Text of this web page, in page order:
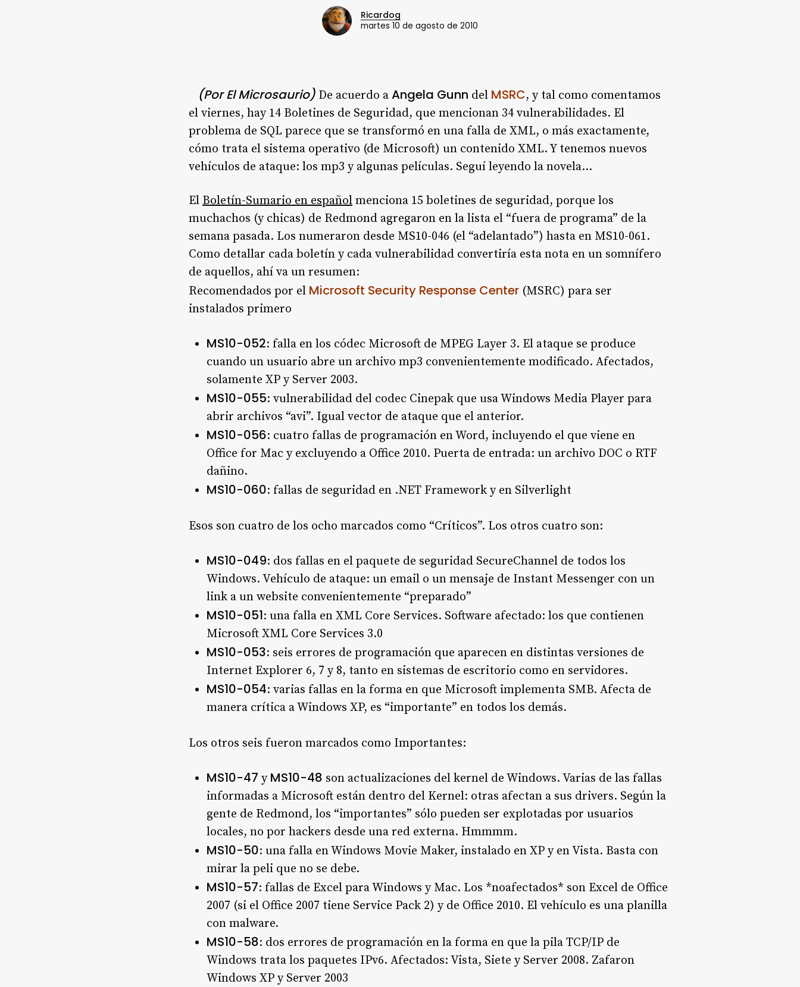
Ricardog
martes 10 de agosto de 2010
(Por El Microsaurio) De acuerdo a Angela Gunn del MSRC, y tal como comentamos
el viernes, hay 14 Boletines de Seguridad, que mencionan 34 vulnerabilidades. El
problema de SQL parece que se transformó en una falla de XML, o más exactamente,
cómo trata el sistema operativo (de Microsoft) un contenido XML. Y tenemos nuevos
vehículos de ataque: los mp3 y algunas películas. Seguí leyendo la novela…
El Boletín-Sumario en español menciona 15 boletines de seguridad, porque los
muchachos (y chicas) de Redmond agregaron en la lista el “fuera de programa” de la
semana pasada. Los numeraron desde MS10-046 (el “adelantado”) hasta en MS10-061.
Como detallar cada boletín y cada vulnerabilidad convertiría esta nota en un somnífero
de aquellos, ahí va un resumen:
Recomendados por el Microsoft Security Response Center (MSRC) para ser
instalados primero
MS10-052: falla en los códec Microsoft de MPEG Layer 3. El ataque se produce
cuando un usuario abre un archivo mp3 convenientemente modificado. Afectados,
solamente XP y Server 2003.
MS10-055: vulnerabilidad del codec Cinepak que usa Windows Media Player para
abrir archivos “avi”. Igual vector de ataque que el anterior.
MS10-056: cuatro fallas de programación en Word, incluyendo el que viene en
Office for Mac y excluyendo a Office 2010. Puerta de entrada: un archivo DOC o RTF
dañino.
MS10-060: fallas de seguridad en .NET Framework y en Silverlight
Esos son cuatro de los ocho marcados como “Críticos”. Los otros cuatro son:
MS10-049: dos fallas en el paquete de seguridad SecureChannel de todos los
Windows. Vehículo de ataque: un email o un mensaje de Instant Messenger con un
link a un website convenientemente “preparado”
MS10-051: una falla en XML Core Services. Software afectado: los que contienen
Microsoft XML Core Services 3.0
MS10-053: seis errores de programación que aparecen en distintas versiones de
Internet Explorer 6, 7 y 8, tanto en sistemas de escritorio como en servidores.
MS10-054: varias fallas en la forma en que Microsoft implementa SMB. Afecta de
manera crítica a Windows XP, es “importante” en todos los demás.
Los otros seis fueron marcados como Importantes:
MS10-47 y MS10-48 son actualizaciones del kernel de Windows. Varias de las fallas
informadas a Microsoft están dentro del Kernel: otras afectan a sus drivers. Según la
gente de Redmond, los “importantes” sólo pueden ser explotadas por usuarios
locales, no por hackers desde una red externa. Hmmmm.
MS10-50: una falla en Windows Movie Maker, instalado en XP y en Vista. Basta con
mirar la peli que no se debe.
MS10-57: fallas de Excel para Windows y Mac. Los *noafectados* son Excel de Office
2007 (si el Office 2007 tiene Service Pack 2) y de Office 2010. El vehículo es una planilla
con malware.
MS10-58: dos errores de programación en la forma en que la pila TCP/IP de
Windows trata los paquetes IPv6. Afectados: Vista, Siete y Server 2008. Zafaron
Windows XP y Server 2003